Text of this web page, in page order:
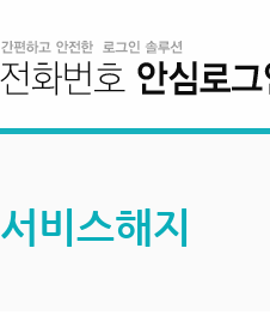
서비스해지